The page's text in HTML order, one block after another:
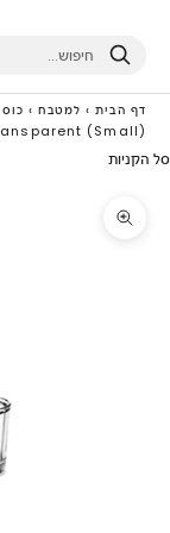
חיפוש
דף הבית › למטבח ›
(Small)
סל הקניות
תקריב